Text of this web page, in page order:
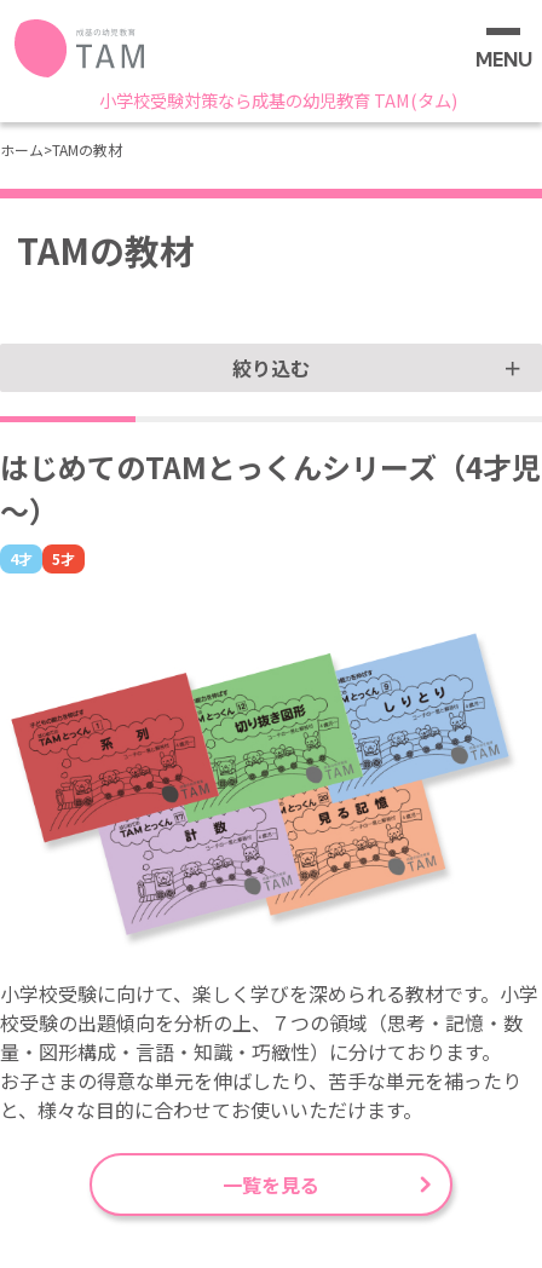
小学校受験対策なら成基の幼児教育 TAM(タム)
MENU
ホーム>TAMの教材
TAMの教材
絞り込む
はじめてのTAMとっくんシリーズ（4才児
～）
4才 5才
小学校受験に向けて、楽しく学びを深められる教材です。小学
校受験の出題傾向を分析の上、７つの領域（思考・記憶・数
量・図形構成・言語・知識・巧緻性）に分けております。
お子さまの得意な単元を伸ばしたり、苦手な単元を補ったり
と、様々な目的に合わせてお使いいただけます。
一覧を見る